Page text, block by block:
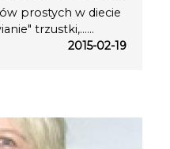
prostych w diecie
trzustki,…...
2015-02-19